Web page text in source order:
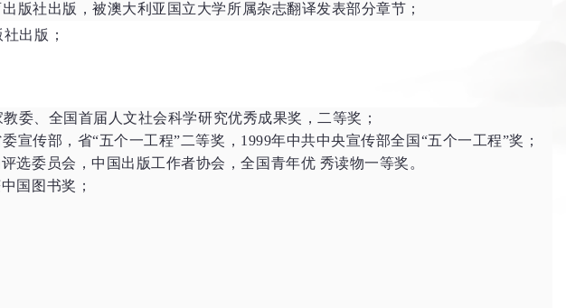
版社出版，被澳大利亚国立大学所属杂志翻译发表部分章节；
出版；
教委、全国首届人文社会科学研究优秀成果奖，二等奖；
宣传部，省“五个一工程”二等奖，1999年中共中央宣传部全国“五个一工程”奖；
选委员会，中国出版工作者协会，全国青年优 秀读物一等奖。
国图书奖；